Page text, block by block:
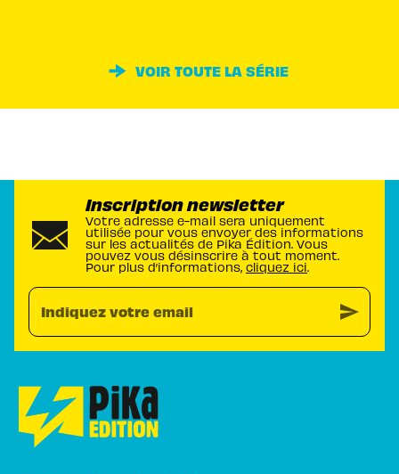
VOIR TOUTE LA SÉRIE
Inscription newsletter
Votre adresse e-mail sera uniquement
utilisée pour vous envoyer des informations
sur les actualités de Pika Édition. Vous
pouvez vous désinscrire à tout moment.
Pour plus d’informations, cliquez ici.
Indiquez votre email send